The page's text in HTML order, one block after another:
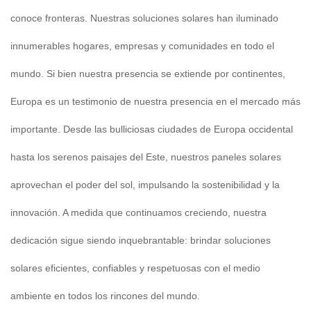
conoce fronteras. Nuestras soluciones solares han iluminado
innumerables hogares, empresas y comunidades en todo el
mundo. Si bien nuestra presencia se extiende por continentes,
Europa es un testimonio de nuestra presencia en el mercado más
importante. Desde las bulliciosas ciudades de Europa occidental
hasta los serenos paisajes del Este, nuestros paneles solares
aprovechan el poder del sol, impulsando la sostenibilidad y la
innovación. A medida que continuamos creciendo, nuestra
dedicación sigue siendo inquebrantable: brindar soluciones
solares eficientes, confiables y respetuosas con el medio
ambiente en todos los rincones del mundo.